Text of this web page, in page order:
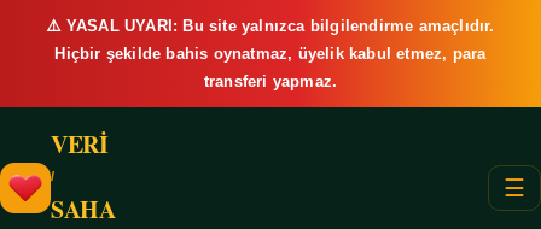
⚠️ YASAL UYARI: Bu site yalnızca bilgilendirme amaçlıdır.
Hiçbir şekilde bahis oynatmaz, üyelik kabul etmez, para
transferi yapmaz.
VERİ
/
SAHA
☰